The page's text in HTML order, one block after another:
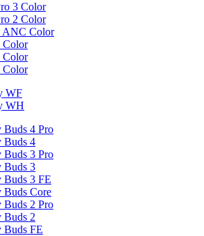
3 Color
2 Color
ANC Color
Color
Color
Color
WF
WH
Buds 4 Pro
Buds 4
Buds 3 Pro
Buds 3
Buds 3 FE
Buds Core
Buds 2 Pro
Buds 2
Buds FE